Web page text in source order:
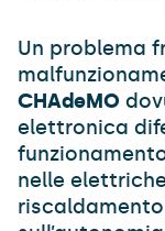
Un problema
CHAdeMO
elettronica
nelle